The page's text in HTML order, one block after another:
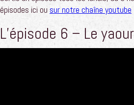
épisodes ici ou sur notre chaîne youtube
L’épisode 6 – Le